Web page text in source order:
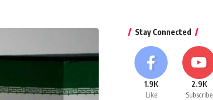
Stay Connected
1.9K
Like
2.9K
Subscribe